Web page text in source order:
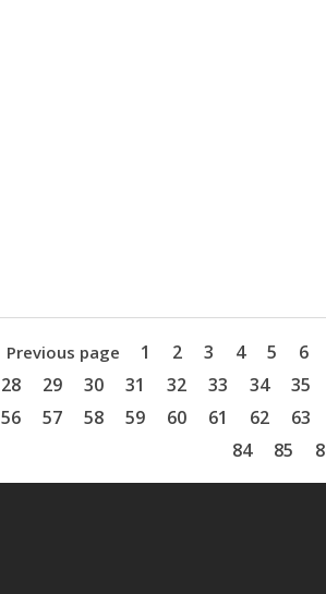
Previous page 1 2 3 4 5 6
28
29 30 31 32 33 34 35
56
57 58 59 60 61 62 63
84
85